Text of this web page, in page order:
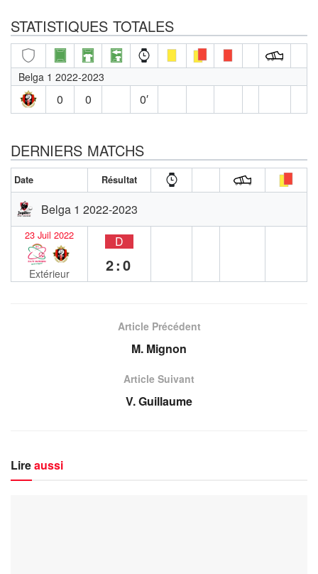
STATISTIQUES TOTALES
Belga 1 2022-2023
0 0 0′
DERNIERS MATCHS
Date Résultat
Belga 1 2022-2023
23 Juil 2022
Extérieur
D
2:0
Article Précédent
M. Mignon
Article Suivant
V. Guillaume
Lireaussi